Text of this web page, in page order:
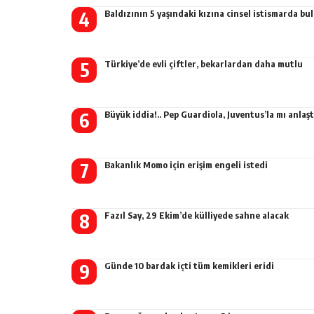
Baldızının 5 yaşındaki kızına cinsel istismarda
Türkiye’de evli çiftler, bekarlardan daha mutlu
Büyük iddia!.. Pep Guardiola, Juventus’la mı
Bakanlık Momo için erişim engeli istedi
Fazıl Say, 29 Ekim’de külliyede sahne alacak
Günde 10 bardak içti tüm kemikleri eridi